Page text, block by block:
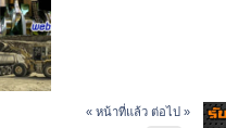
« หน้าที่แล้ว ต่อไป »